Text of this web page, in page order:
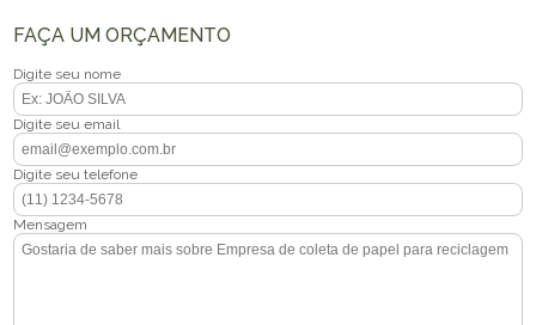
FAÇA UM ORÇAMENTO
Digite seu nome
Digite seu email
Digite seu telefone
Mensagem